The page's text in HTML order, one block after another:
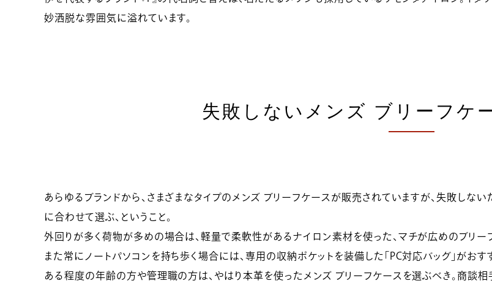
妙洒脱な雰囲気に溢れています。
失敗しないメンズ ブリーフケ
あらゆるブランドから、さまざまなタイプのメンズ ブリーフケースが販売されていますが、失敗し
に合わせて選ぶ、ということ。
外回りが多く荷物が多めの場合は、軽量で柔軟性があるナイロン素材を使った、マチが広めのブリー
また常にノートパソコンを持ち歩く場合には、専用の収納ポケットを装備した「PC対応バッグ」がおす
ある程度の年齢の方や管理職の方は、やはり本革を使ったメンズ ブリーフケースを選ぶべき。商談相